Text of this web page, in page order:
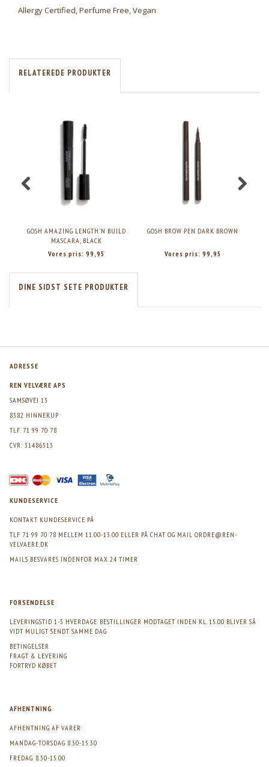
Allergy Certified, Perfume Free, Vegan
RELATEREDE PRODUKTER
GOSH AMAZING LENGTH'N BUILD
MASCARA, BLACK
Vores pris: 99,95
GOSH BROW PEN DARK BROWN
Vores pris: 99,95
DINE SIDST SETE PRODUKTER
ADRESSE
REN VELVÆRE APS
SAMSØVEJ 13
8382 HINNERUP
TLF. 71 99 70 78
CVR: 31486513
KUNDESERVICE
KONTAKT KUNDESERVICE PÅ
TLF 71 99 70 78 MELLEM 11.00-13.00 ELLER PÅ CHAT OG MAIL ORDRE@REN-
VELVAERE.DK
MAILS BESVARES INDENFOR MAX 24 TIMER
FORSENDELSE
LEVERINGSTID 1-3 HVERDAGE. BESTILLINGER MODTAGET INDEN KL. 15.00 BLIVER SÅ
VIDT MULIGT SENDT SAMME DAG
BETINGELSER
FRAGT & LEVERING
FORTRYD KØBET
AFHENTNING
AFHENTNING AF VARER:
MANDAG-TORSDAG 8.30-15.30
FREDAG. 8.30-15.00